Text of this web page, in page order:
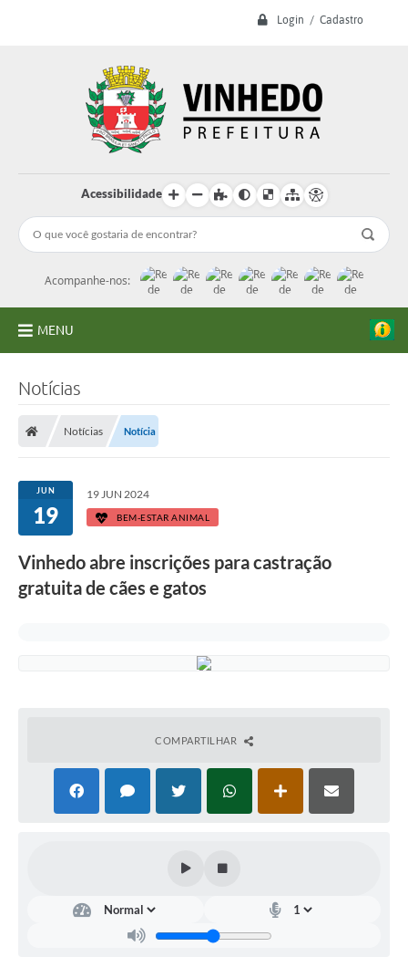
Login / Cadastro
Acessibilidade
Acompanhe-nos:
MENU
Licitações
Transparência
Concursos e Processos Seletivos
Inclusão e Acessibilidade
Normas e Legislação
Sistema de Protocolo
Notícias
Notícias Notícia
JUN
19
19 JUN 2024
BEM-ESTAR ANIMAL
Vinhedo abre inscrições para castração
gratuita de cães e gatos
COMPARTILHAR